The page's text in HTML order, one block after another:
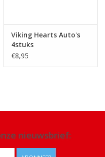
Viking Hearts Auto's
4stuks
€8,95
nieuwsbrief: